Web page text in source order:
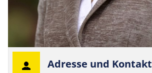
Adresse und Kontakt